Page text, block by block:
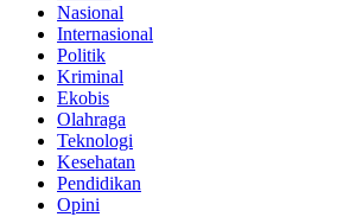
Nasional
Internasional
Politik
Kriminal
Ekobis
Olahraga
Teknologi
Kesehatan
Pendidikan
Opini